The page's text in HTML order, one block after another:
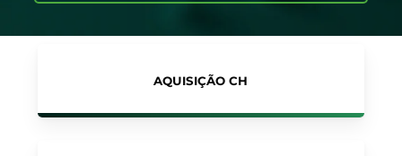
AQUISIÇÃO CH